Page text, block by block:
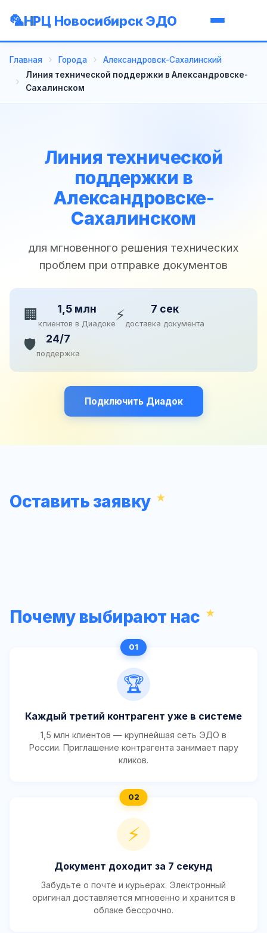
НРЦ Новосибирск ЭДО
Главная Города
Александровск-Сахалинский
Линия технической поддержки в Александровске-
Сахалинском
Линия технической
поддержки в
Александровске-
Сахалинском
для мгновенного решения технических
проблем при отправке документов
🏢 1,5 млн
клиентов в Диадоке⚡ 7 сек
доставка документа
🛡️ 24/7
поддержка
Подключить Диадок
Оставить заявку
Почему выбирают нас
🏆
Каждый третий контрагент уже в системе
1,5 млн клиентов — крупнейшая сеть ЭДО в
России. Приглашение контрагента занимает пару
кликов.
⚡
Документ доходит за 7 секунд
Забудьте о почте и курьерах. Электронный
оригинал доставляется мгновенно и хранится в
облаке бессрочно.